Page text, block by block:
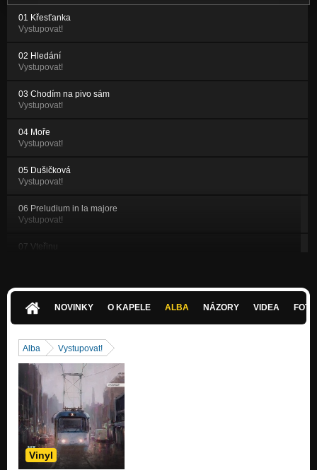
01 Křesťanka
Vystupovat!
02 Hledání
Vystupovat!
03 Chodím na pivo sám
Vystupovat!
04 Moře
Vystupovat!
05 Dušičková
Vystupovat!
06 Preludium in la majore
Vystupovat!
07 Vteřinu
09 Baroko
10 Studentská
Vystupovat!
11 Plastová koleda
Vystupovat!
12 1.listopad
Vystupovat!
NOVINKY O KAPELE ALBA NÁZORY VIDEA
Alba Vystupovat!
Vinyl